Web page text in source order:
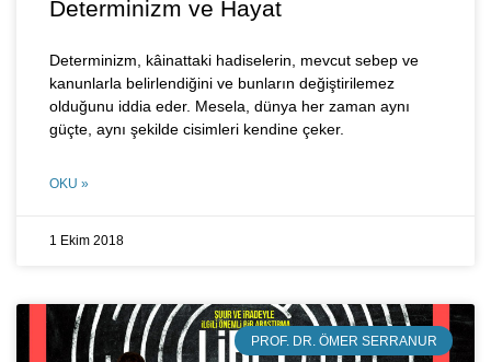
Determinizm ve Hayat
Determinizm, kâinattaki hadiselerin, mevcut sebep ve
kanunlarla belirlendiğini ve bunların değiştirilemez
olduğunu iddia eder. Mesela, dünya her zaman aynı
güçte, aynı şekilde cisimleri kendine çeker.
OKU »
1 Ekim 2018
PROF. DR. ÖMER SERRANUR